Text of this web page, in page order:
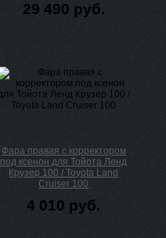
29 490 руб.
Фара правая с корректором
под ксенон для Тойота Ленд
Крузер 100 / Toyota Land
Cruiser 100
4 010 руб.